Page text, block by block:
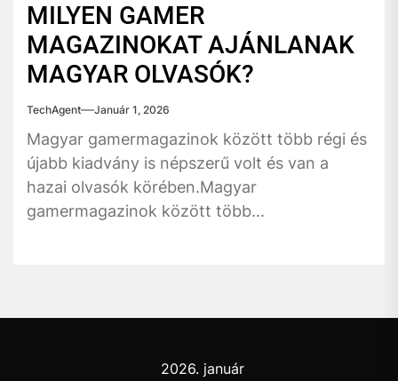
MILYEN GAMER
MAGAZINOKAT AJÁNLANAK
MAGYAR OLVASÓK?
TechAgent Január 1, 2026
Magyar gamermagazinok között több régi és
újabb kiadvány is népszerű volt és van a
hazai olvasók körében.Magyar
gamermagazinok között több...
2026. január